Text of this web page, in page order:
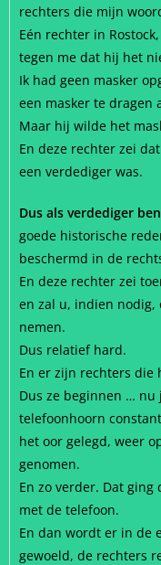
rechters die mijn
Eén rechter in
tegen me dat hij het
Ik had geen masker
een masker te dragen
Maar hij wilde het
En deze rechter zei
een verdediger was.
Dus als verdediger
goede historische
beschermd in de
En deze rechter zei
en zal u, indien
nemen.
Dus relatief hard.
En er zijn rechters die
Dus ze beginnen …
telefoonhoorn
het oor gelegd, weer
genomen.
En zo verder. Dat
met de telefoon.
En dan wordt er in de
gewoeld, de rechters